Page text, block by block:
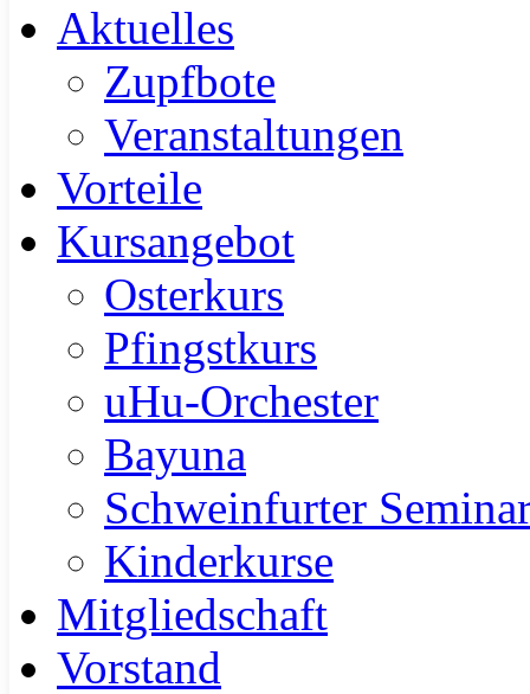
Aktuelles
Zupfbote
Veranstaltungen
Vorteile
Kursangebot
Osterkurs
Pfingstkurs
uHu-Orchester
Bayuna
Schweinfurter
Kinderkurse
Mitgliedschaft
Vorstand